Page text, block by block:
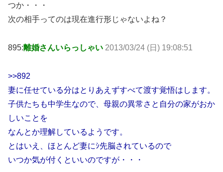
つか・・・
次の相手ってのは現在進行形じゃないよね？
895:離婚さんいらっしゃい 2013/03/24 (日) 19:08:51
>>892
妻に任せている分はとりあえずすべて渡す覚悟はします。
子供たちも中学生なので、母親の異常さと自分の家がおか
しいことを
なんとか理解しているようです。
とはいえ、ほとんど妻にｼ先脳されているので
いつか気が付くといいのですが・・・